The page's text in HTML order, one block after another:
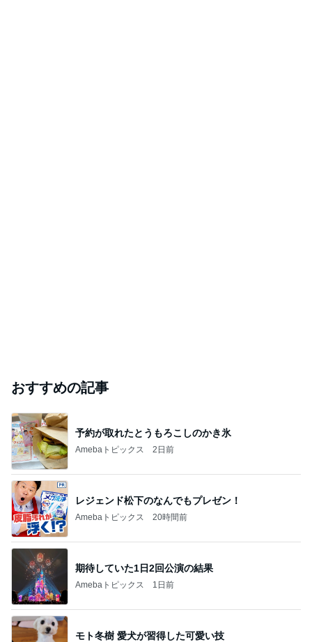
おすすめの記事
予約が取れたとうもろこしのかき氷
Amebaトピックス 2日前
レジェンド松下のなんでもプレゼン！
Amebaトピックス 20時間前
期待していた1日2回公演の結果
Amebaトピックス 1日前
モト冬樹 愛犬が習得した可愛い技